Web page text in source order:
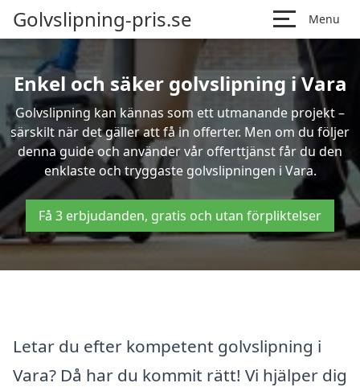
Golvslipning-pris.se Menu
Enkel och säker golvslipning i Vara
Golvslipning kan kännas som ett utmanande projekt –
särskilt när det gäller att få in offerter. Men om du följer
denna guide och använder vår offerttjänst får du den
enklaste och tryggaste golvslipningen i Vara.
Få 3 erbjudanden, gratis och utan förpliktelser
Letar du efter kompetent golvslipning i
Vara? Då har du kommit rätt! Vi hjälper dig